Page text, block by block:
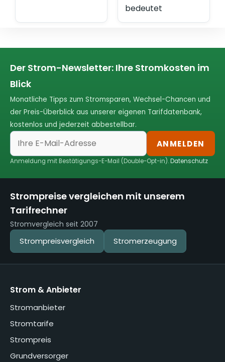
bedeutet
Der Strom-Newsletter: Ihre Stromkosten im
Blick
Monatliche Tipps zum Stromsparen, Wechsel-Chancen und
der Preis-Überblick aus unserer eigenen Tarifdatenbank,
kostenlos und jederzeit abbestellbar.
ANMELDEN
Anmeldung mit Bestätigungs-E-Mail (Double-Opt-in).Datenschutz
Strompreise vergleichen mit unserem
Tarifrechner
Stromvergleich seit 2007
Strompreisvergleich Stromerzeugung
Strom & Anbieter
Stromanbieter
Stromtarife
Strompreis
Grundversorger